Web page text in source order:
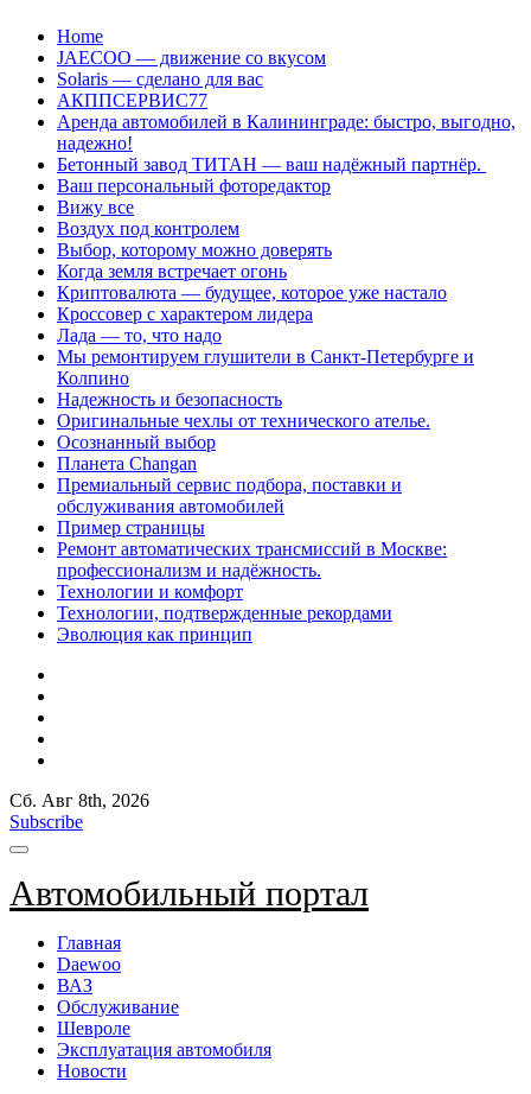
Перейти
содержанию
Home
JAECOO — движение со вкусом
Solaris — сделано для вас
АКППСЕРВИС77
Аренда автомобилей в Калининграде: быстро, выгодно,
надежно!
Бетонный завод ТИТАН — ваш надёжный партнёр.
Ваш персональный фоторедактор
Вижу все
Воздух под контролем
Выбор, которому можно доверять
Когда земля встречает огонь
Криптовалюта — будущее, которое уже настало
Кроссовер с характером лидера
Лада — то, что надо
Мы ремонтируем глушители в Санкт-Петербурге и
Колпино
Надежность и безопасность
Оригинальные чехлы от технического ателье.
Осознанный выбор
Планета Changan
Премиальный сервис подбора, поставки и
обслуживания автомобилей
Пример страницы
Ремонт автоматических трансмиссий в Москве:
профессионализм и надёжность.
Технологии и комфорт
Технологии, подтвержденные рекордами
Эволюция как принцип
Сб. Авг 8th, 2026
Subscribe
Автомобильный портал
Главная
Daewoo
ВАЗ
Обслуживание
Шевроле
Эксплуатация автомобиля
Новости